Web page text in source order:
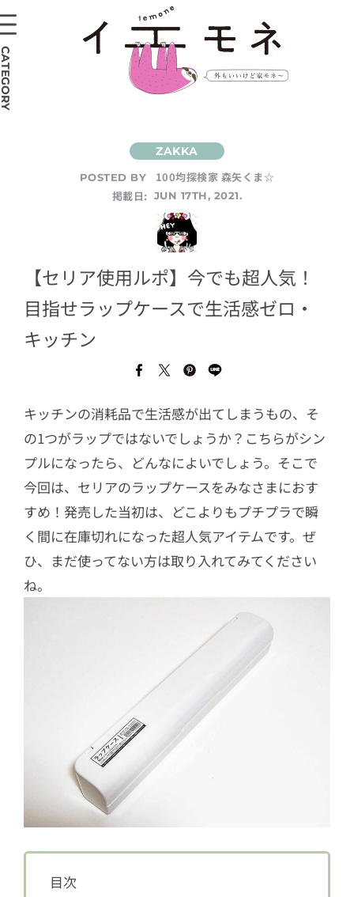
POSTED BY
100均探検家 森矢くま☆
掲載日:
JUN 17TH, 2021.
【セリア使用ルポ】今でも超人気！
目指せラップケースで生活感ゼロ・
キッチン
キッチンの消耗品で生活感が出てしまうもの、そ
の1つがラップではないでしょうか？こちらがシン
プルになったら、どんなによいでしょう。そこで
今回は、セリアのラップケースをみなさまにおす
すめ！発売した当初は、どこよりもプチプラで瞬
く間に在庫切れになった超人気アイテムです。ぜ
ひ、まだ使ってない方は取り入れてみてください
ね。
目次